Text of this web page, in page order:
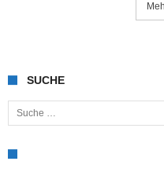
SUCHE
Suche nach: